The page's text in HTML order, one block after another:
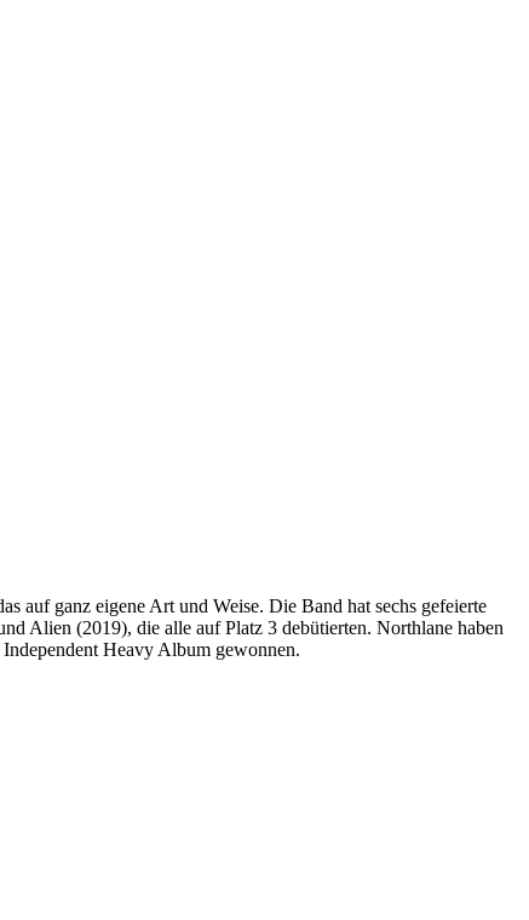
auf ganz eigene Art und Weise. Die Band hat sechs gefeierte
Alien (2019), die alle auf Platz 3 debütierten. Northlane haben
Heavy Album gewonnen.